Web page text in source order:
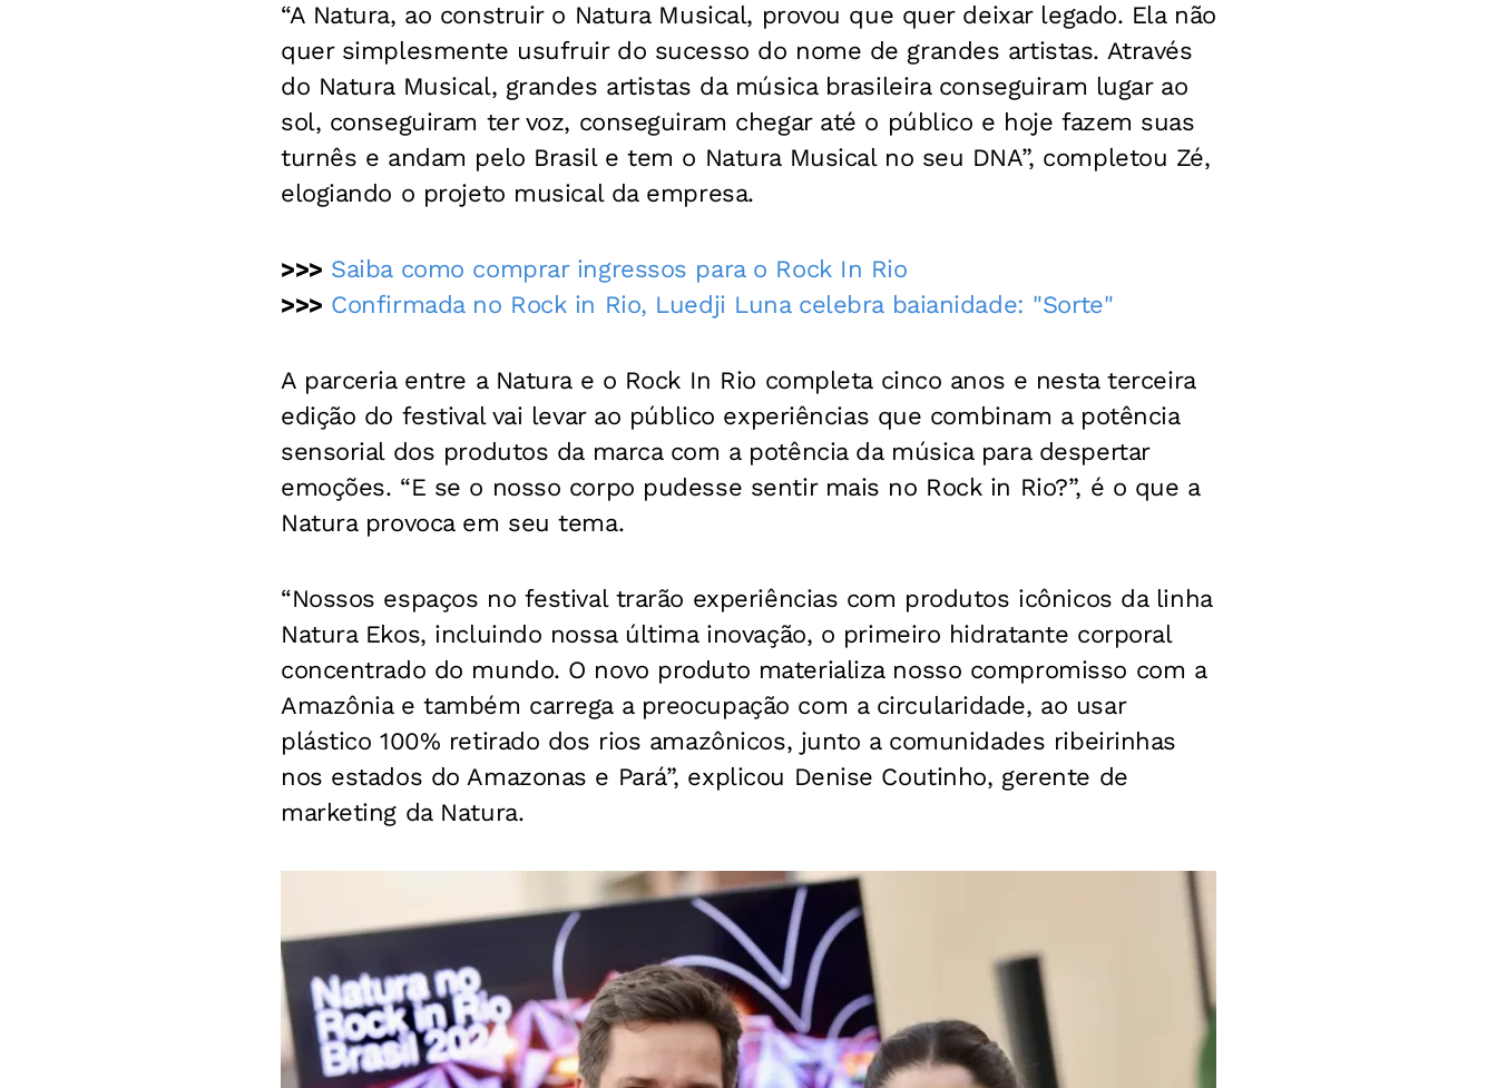
“A Natura, ao construir o Natura Musical, provou que quer deixar legado. Ela não
quer simplesmente usufruir do sucesso do nome de grandes artistas. Através
do Natura Musical, grandes artistas da música brasileira conseguiram lugar ao
sol, conseguiram ter voz, conseguiram chegar até o público e hoje fazem suas
turnês e andam pelo Brasil e tem o Natura Musical no seu DNA”, completou Zé,
elogiando o projeto musical da empresa.
>>> Saiba como comprar ingressos para o Rock In Rio
>>> Confirmada no Rock in Rio, Luedji Luna celebra baianidade: "Sorte"
A parceria entre a Natura e o Rock In Rio completa cinco anos e nesta terceira
edição do festival vai levar ao público experiências que combinam a potência
sensorial dos produtos da marca com a potência da música para despertar
emoções. “E se o nosso corpo pudesse sentir mais no Rock in Rio?”, é o que a
Natura provoca em seu tema.
“Nossos espaços no festival trarão experiências com produtos icônicos da linha
Natura Ekos, incluindo nossa última inovação, o primeiro hidratante corporal
concentrado do mundo. O novo produto materializa nosso compromisso com a
Amazônia e também carrega a preocupação com a circularidade, ao usar
plástico 100% retirado dos rios amazônicos, junto a comunidades ribeirinhas
nos estados do Amazonas e Pará”, explicou Denise Coutinho, gerente de
marketing da Natura.